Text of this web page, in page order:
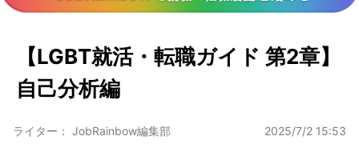
【LGBT就活・転職ガイド 第2章】
自己分析編
ライター： JobRainbow編集部 2025/7/2 15:53